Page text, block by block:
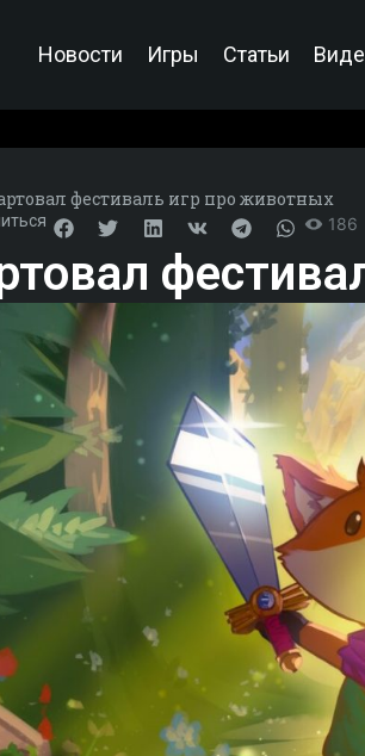
Новости Игры Статьи
фестиваль игр про животных
186